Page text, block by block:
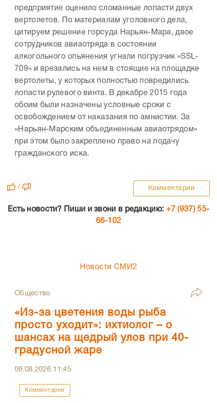
предприятие оценило сломанные лопасти двух
вертолетов. По материалам уголовного дела,
цитируем решение горсуда Нарьян-Мара, двое
сотрудников авиаотряда в состоянии
алкогольного опьянения угнали погрузчик «SSL-
709» и врезались на нем в стоящие на площадке
вертолеты, у которых полностью повредились
лопасти рулевого винта. В декабре 2015 года
обоим были назначены условные сроки с
освобождением от наказания по амнистии. За
«Нарьян-Марским объединенным авиаотрядом»
при этом было закреплено право на подачу
гражданского иска.
/ Комментарии
Есть новости? Пиши и звони в редакцию: +7 (937) 55-
66-102
Новости СМИ2
Общество
«Из-за цветения воды рыба
просто уходит»: ихтиолог – о
шансах на щедрый улов при 40-
градусной жаре
09.08.2026 11:45
Комментарии